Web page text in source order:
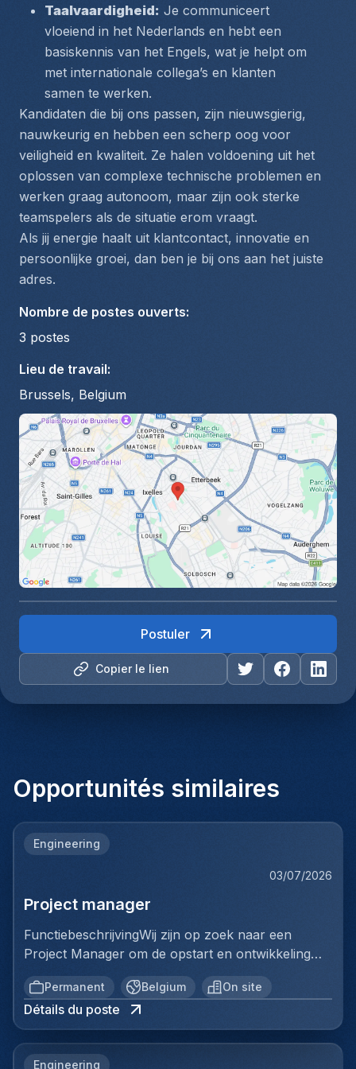
Taalvaardigheid: Je communiceert
vloeiend in het Nederlands en hebt een
basiskennis van het Engels, wat je helpt om
met internationale collega’s en klanten
samen te werken.
Kandidaten die bij ons passen, zijn nieuwsgierig,
nauwkeurig en hebben een scherp oog voor
veiligheid en kwaliteit. Ze halen voldoening uit het
oplossen van complexe technische problemen en
werken graag autonoom, maar zijn ook sterke
teamspelers als de situatie erom vraagt.
Als jij energie haalt uit klantcontact, innovatie en
persoonlijke groei, dan ben je bij ons aan het juiste
adres.
Nombre de postes ouverts:
3 postes
Lieu de travail:
Brussels, Belgium
Copier le lien
Postuler
Opportunités similaires
Engineering
03/07/2026
Project manager
FunctiebeschrijvingWij zijn op zoek naar een
Project Manager om de opstart en ontwikkeling
van een volledig nieuwe productielijn voor
ventilatiekanalen te leiden. Je bent
verantwoordelijk voor de volledige uitrol van dit
strategische project, van de opstartfase tot het
Permanent Belgium On site
Détails du poste
Engineering